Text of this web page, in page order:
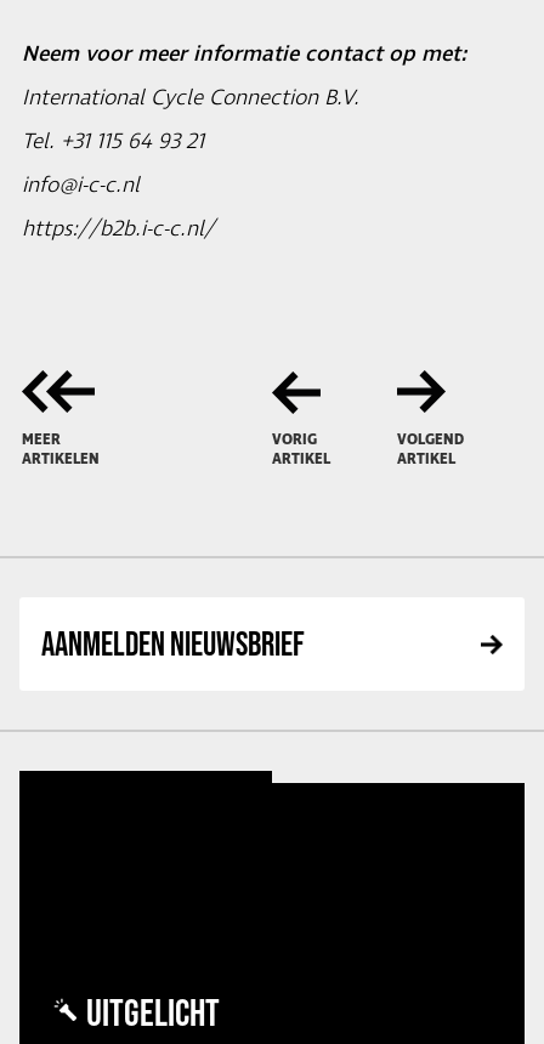
Neem voor meer informatie contact op met:
International Cycle Connection B.V.
Tel. +31 115 64 93 21
info@i-c-c.nl
https://b2b.i-c-c.nl/
MEER
ARTIKELEN
VORIG
ARTIKEL
VOLGEND
ARTIKEL
AANMELDEN NIEUWSBRIEF
UITGELICHT